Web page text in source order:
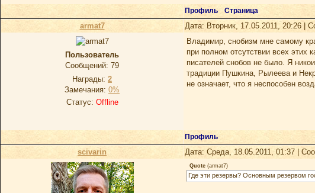
Профиль Страница
armat7 Дата: Вторник, 17.05.2011, 20:26 |
Пользователь
Сообщений: 79
Награды: 2
Замечания: 0%
Статус: Offline
Владимир, снобизм мне самому
при полном отсутствии всех этих
писателей снобов не было. Я
традиции Пушкина, Рылеева и
не означает, что я неспособен
Профиль
scivarin Дата: Среда, 18.05.2011, 01:37 |
Quote (armat7)
Где эти резервы? Основным резервом